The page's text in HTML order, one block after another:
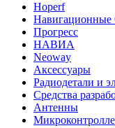
Hoperf
Прогресс
НАВИА
Neoway
Аксессуары
Радиодетали и
Средства
Антенны